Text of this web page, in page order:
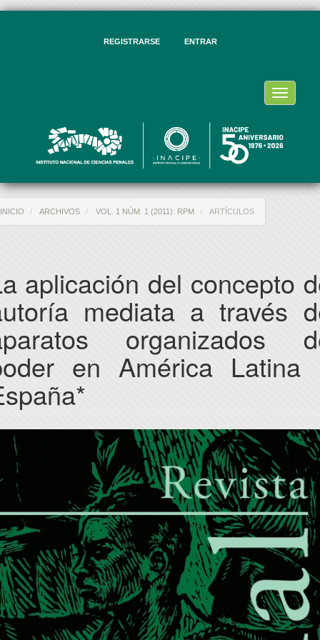
REGISTRARSE ENTRAR
Toggle
INICIO ARCHIVOS VOL. 1 NÚM. 1 (2011): RPM ARTÍCULOS
aplicación del concepto
mediata a través
organizados
en América Latina